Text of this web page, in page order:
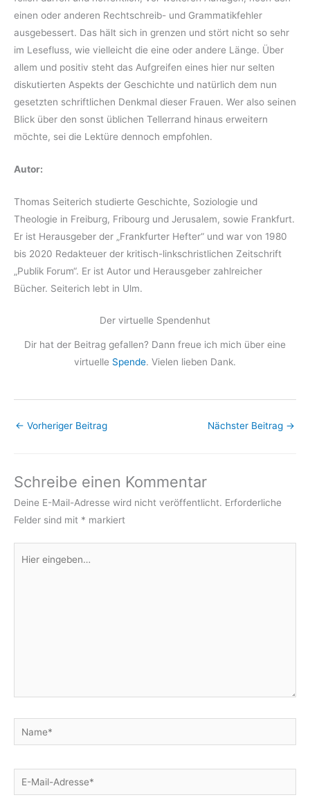
einen oder anderen Rechtschreib- und Grammatikfehler
ausgebessert. Das hält sich in grenzen und stört nicht so sehr
im Lesefluss, wie vielleicht die eine oder andere Länge. Über
allem und positiv steht das Aufgreifen eines hier nur selten
diskutierten Aspekts der Geschichte und natürlich dem nun
gesetzten schriftlichen Denkmal dieser Frauen. Wer also seinen
Blick über den sonst üblichen Tellerrand hinaus erweitern
möchte, sei die Lektüre dennoch empfohlen.
Autor:
Thomas Seiterich studierte Geschichte, Soziologie und
Theologie in Freiburg, Fribourg und Jerusalem, sowie Frankfurt.
Er ist Herausgeber der „Frankfurter Hefter“ und war von 1980
bis 2020 Redakteuer der kritisch-linkschristlichen Zeitschrift
„Publik Forum“. Er ist Autor und Herausgeber zahlreicher
Bücher. Seiterich lebt in Ulm.
Der virtuelle Spendenhut
Dir hat der Beitrag gefallen? Dann freue ich mich über eine
virtuelle Spende. Vielen lieben Dank.
← Vorheriger Beitrag Nächster Beitrag →
Schreibe einen Kommentar
Deine E-Mail-Adresse wird nicht veröffentlicht. Erforderliche
Felder sind mit * markiert
eingeben…
Name*
E-
Mail-